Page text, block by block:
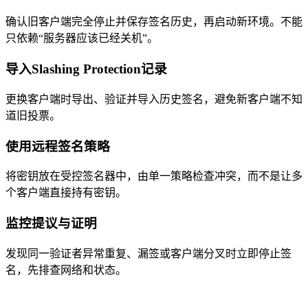
确认旧客户端完全停止并保存签名历史，再启动新环境。不能
只依赖“服务器应该已经关机”。
导入Slashing Protection记录
更换客户端时导出、验证并导入历史签名，避免新客户端不知
道旧投票。
使用远程签名策略
将密钥放在受控签名器中，由单一策略检查冲突，而不是让多
个客户端直接持有密钥。
监控提议与证明
发现同一验证者异常重复、漏签或客户端分叉时立即停止签
名，先排查网络和状态。